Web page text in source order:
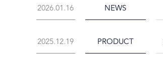
2026.01.16 NEWS
2025.12.19 PRODUCT